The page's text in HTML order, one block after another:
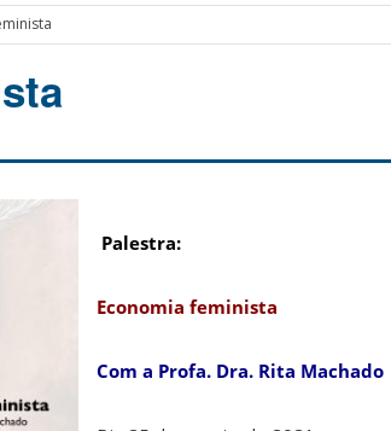
Palestra:
Economia feminista
Com a Profa. Dra. Rita Machado